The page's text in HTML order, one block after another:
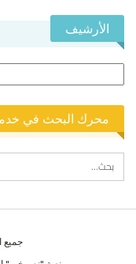
الأرشيف
محرك البحث في
جميع